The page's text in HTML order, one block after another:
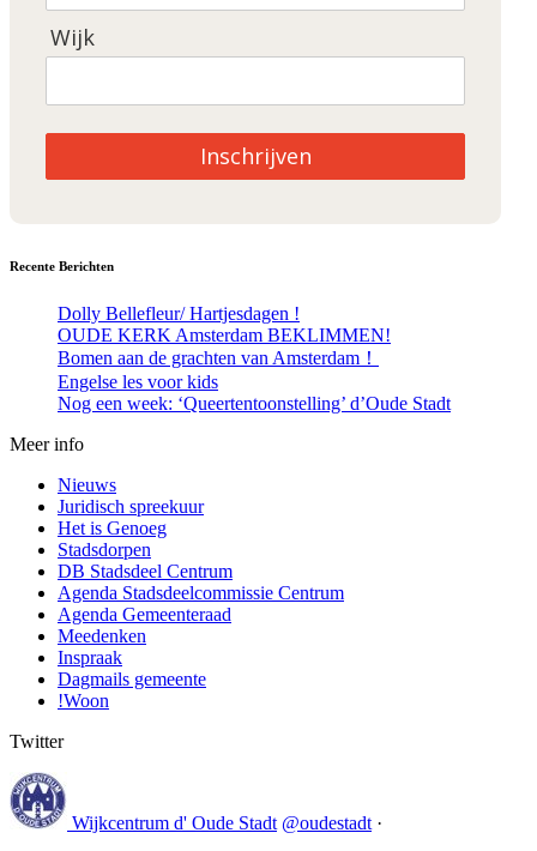
Wijk
Inschrijven
Recente Berichten
Dolly Bellefleur/ Hartjesdagen !
OUDE KERK Amsterdam BEKLIMMEN!
Bomen aan de grachten van Amsterdam！
Engelse les voor kids
Nog een week: ‘Queertentoonstelling’ d’Oude Stadt
Meer info
Nieuws
Juridisch spreekuur
Het is Genoeg
Stadsdorpen
DB Stadsdeel Centrum
Agenda Stadsdeelcommissie Centrum
Agenda Gemeenteraad
Meedenken
Inspraak
Dagmails gemeente
!Woon
Twitter
Wijkcentrum d' Oude Stadt @oudestadt ·